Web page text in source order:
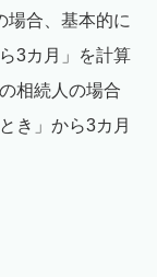
場合、基本的に
3カ月」を計算
相続人の場合
き」から3カ月